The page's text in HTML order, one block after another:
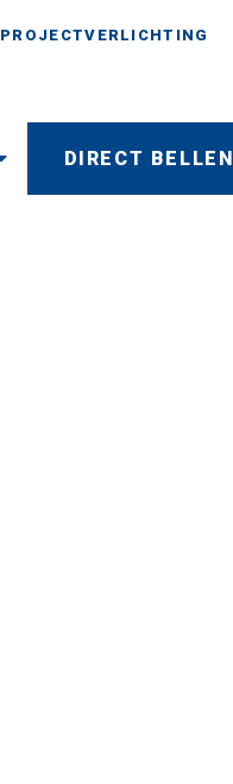
PROJECTVERLICHTING
DIRECT BELLEN